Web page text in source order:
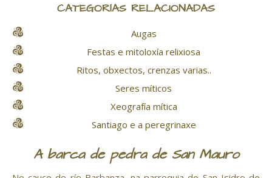
CATEGORÍAS RELACIONADAS
Augas
Festas e mitoloxía relixiosa
Ritos, obxectos, crenzas varias..
Seres míticos
Xeografía mítica
Santiago e a peregrinaxe
A barca de pedra de San Mauro